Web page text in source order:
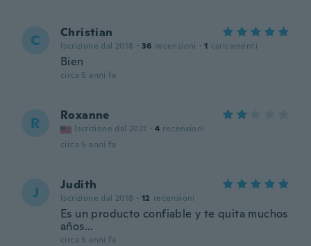
C Christian
Iscrizione dal 2018 · 36 recensioni · 1 caricamenti
Bien
circa 5 anni fa
R Roxanne
Iscrizione dal 2021 · 4 recensioni
circa 5 anni fa
J Judith
Iscrizione dal 2018 · 12 recensioni
Es un producto confiable y te quita muchos
años...
circa 5 anni fa